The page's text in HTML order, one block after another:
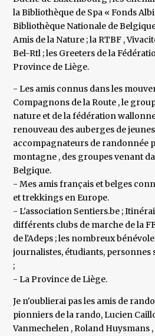
la Bibliothèque de Spa « Fonds
Bibliothèque Nationale de
Amis de la Nature ; la RTBF ,
Bel-Rtl ; les Greeters de la
Province de Liège.
- Les amis connus dans les
Compagnons de la Route , le
nature et de la fédération
renouveau des auberges de
accompagnateurs de randonnée
montagne , des groupes venant
Belgique.
- Mes amis français et belges
et trekkings en Europe.
- L'association Sentiers.be ;
différents clubs de marche de la
de l'Adeps ; les nombreux
journalistes, étudiants,
;
- La Province de Liège.
Je n'oublierai pas les amis de
pionniers de la rando, Lucien
Vanmechelen , Roland Huysmans